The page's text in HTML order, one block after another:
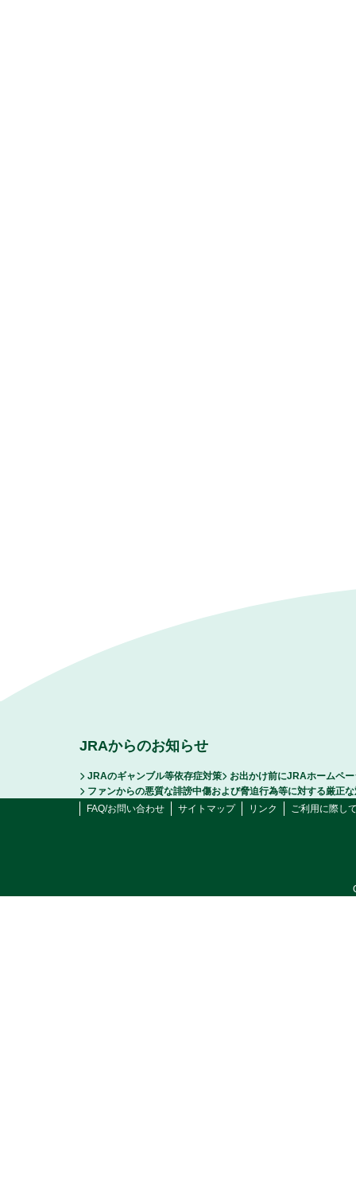
JRAからのお知らせ
JRAのギャンブル等依存症対策
お出かけ前にJRAホームペ
ファンからの悪質な誹謗中傷および脅迫行為等に対する厳正
FAQ/お問い合わせ
サイトマップ リンク ご利用に際し